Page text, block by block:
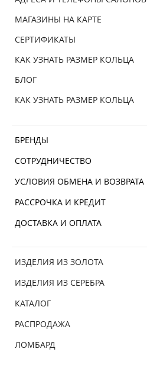
МАГАЗИНЫ НА КАРТЕ
СЕРТИФИКАТЫ
КАК УЗНАТЬ РАЗМЕР КОЛЬЦА
БЛОГ
КАК УЗНАТЬ РАЗМЕР КОЛЬЦА
БРЕНДЫ
СОТРУДНИЧЕСТВО
УСЛОВИЯ ОБМЕНА И ВОЗВРАТА
РАССРОЧКА И КРЕДИТ
ДОСТАВКА И ОПЛАТА
ИЗДЕЛИЯ ИЗ ЗОЛОТА
ИЗДЕЛИЯ ИЗ СЕРЕБРА
КАТАЛОГ
РАСПРОДАЖА
ЛОМБАРД